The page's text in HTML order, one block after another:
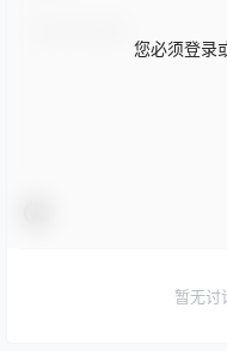
您必须登录
暂无讨